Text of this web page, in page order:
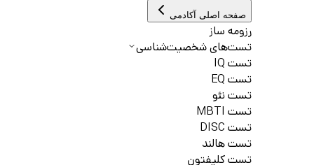
صفحه اصلی آکادمی
رزومه ساز
تست‌های شخصیت‌شناسی
تست IQ
تست EQ
تست نئو
تست MBTI
تست DISC
تست هالند
تست کلیفتون